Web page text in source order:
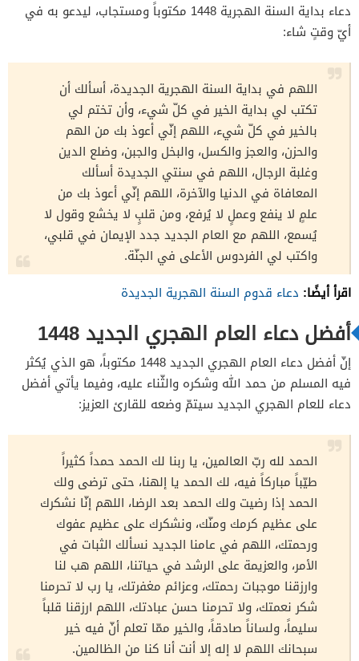
دعاء بداية السنة الهجرية 1448 مكتوباً ومستجاب، ليدعو به في
أيّ وقتٍ شاء:
اللهم في بداية السنة الهجرية الجديدة، أسألك أن
تكتب لي بداية الخير في كلّ شيء، وأن تختم لي
بالخير في كلّ شيء، اللهم إنّي أعوذ بك من الهم
والحزن، والعجز والكسل، والبخل والجبن، وضلع الدين
وغلبة الرجال، اللهم في سنتي الجديدة أسألك
المعافاة في الدنيا والآخرة، اللهم إنّي أعوذ بك من
علمٍ لا ينفع وعملٍ لا يُرفع، ومن قلبٍ لا يخشع وقول لا
يُسمع، اللهم مع العام الجديد جدد الإيمان في قلبي،
واكتب لي الفردوس الأعلى في الجنّة.
اقرأ أيضًا: دعاء قدوم السنة الهجرية الجديدة
أفضل دعاء العام الهجري الجديد 1448
إنّ أفضل دعاء العام الهجري الجديد 1448 مكتوباً، هو الذي يُكثر
فيه المسلم من حمد الله وشكره والثّناء عليه، وفيما يأتي أفضل
دعاء للعام الهجري الجديد سيتمّ وضعه للقارئ العزيز:
الحمد لله ربّ العالمين، يا ربنا لك الحمد حمداً كثيراً
طيّباً مباركاً فيه، لك الحمد يا إلهنا، حتى ترضى ولك
الحمد إذا رضيت ولك الحمد بعد الرضا، اللهم إنّا نشكرك
على عظيم كرمك ومنّك، ونشكرك على عظيم عفوك
ورحمتك، اللهم في عامنا الجديد نسألك الثبات في
الأمر، والعزيمة على الرشد في حياتنا، اللهم هب لنا
وارزقنا موجبات رحمتك، وعزائم مغفرتك، يا رب لا تحرمنا
شكر نعمتك، ولا تحرمنا حسن عبادتك، اللهم ارزقنا قلباً
سليماً، ولساناً صادقاً، والخير ممّا تعلم أنّ فيه خير
سبحانك اللهم لا إله إلا أنت أنا كنا من الظالمين.